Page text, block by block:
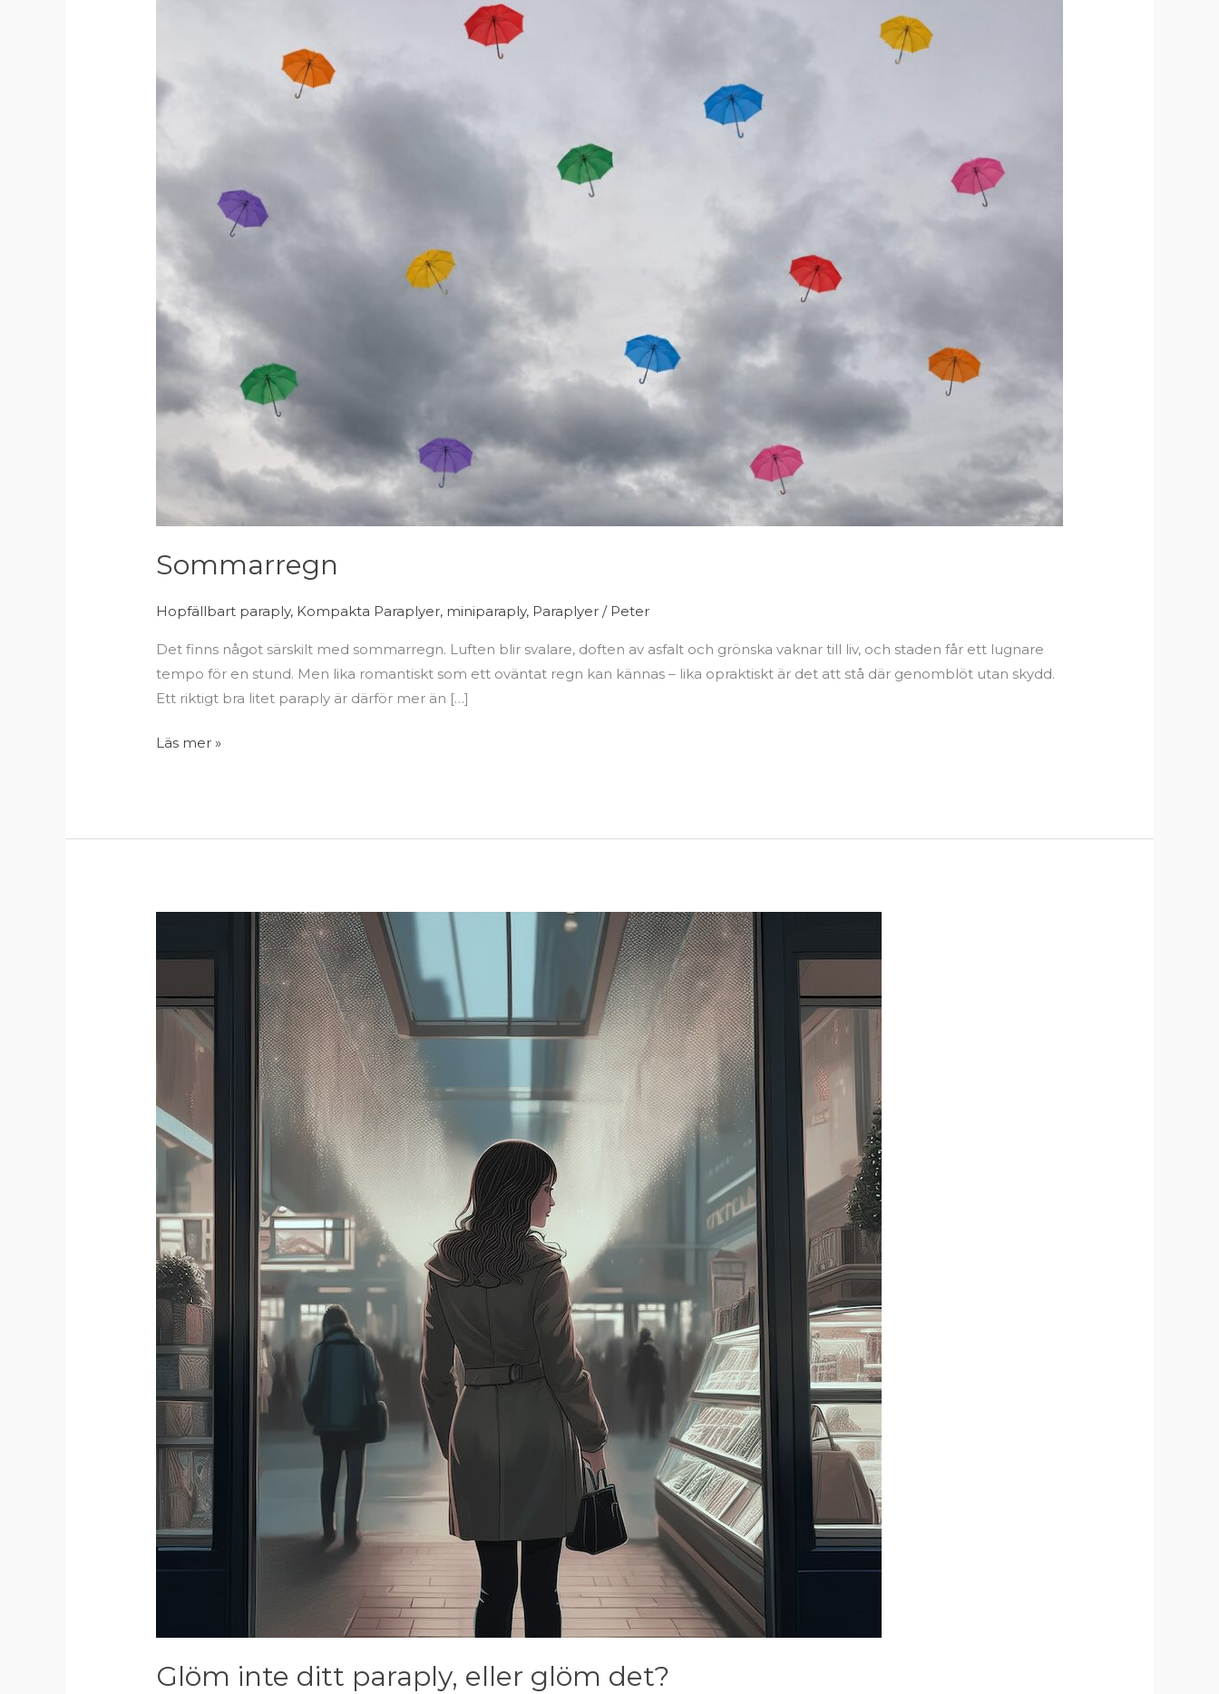
Sommarregn
Hopfällbart paraply, Kompakta Paraplyer, miniparaply, Paraplyer / Peter
Det finns något särskilt med sommarregn. Luften blir svalare, doften av asfalt och grönska vaknar till liv, och staden får ett lugnare
tempo för en stund. Men lika romantiskt som ett oväntat regn kan kännas – lika opraktiskt är det att stå där genomblöt utan skydd.
Ett riktigt bra litet paraply är därför mer än […]
Läs mer »
Glöm inte ditt paraply, eller glöm det?
paraply,
eller